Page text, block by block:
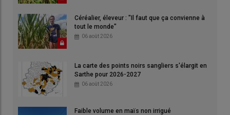
Céréalier, éleveur : "Il faut que ça convienne à
tout le monde"
06 août 2026
La carte des points noirs sangliers s'élargit en
Sarthe pour 2026-2027
06 août 2026
Faible volume en maïs non irrigué